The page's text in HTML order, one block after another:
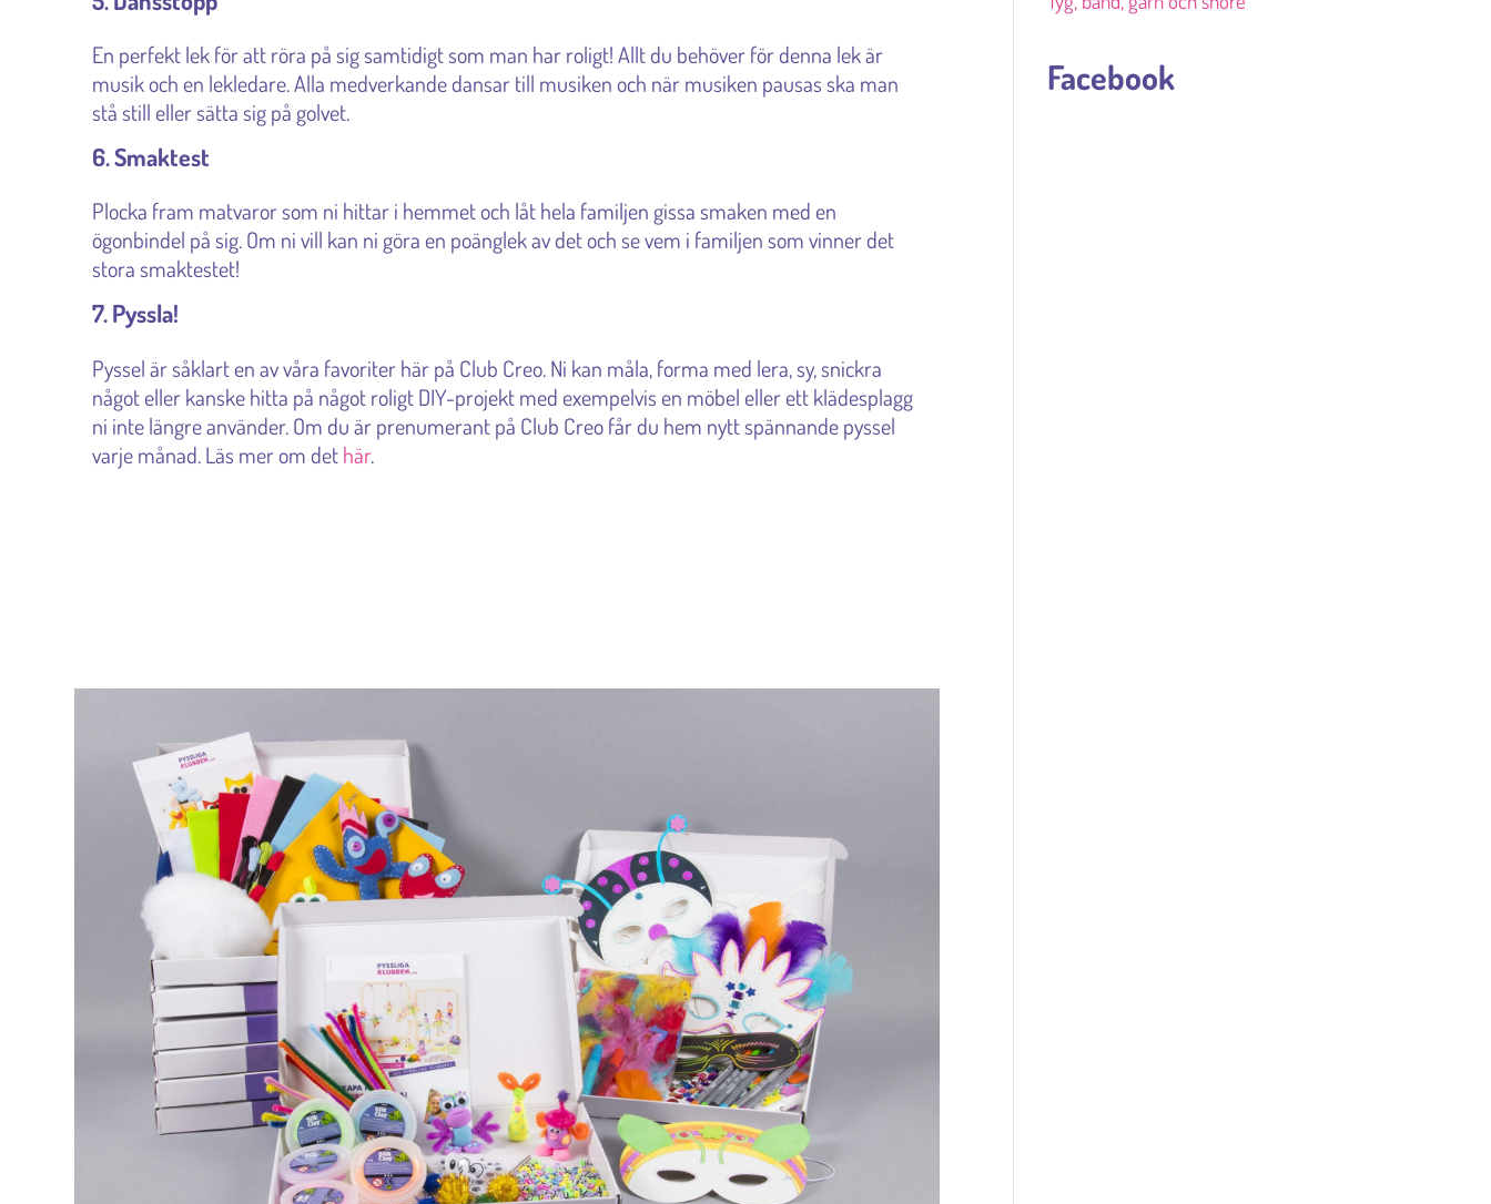
En perfekt lek för att röra på sig samtidigt som man har roligt! Allt du behöver för denna lek är
musik och en lekledare. Alla medverkande dansar till musiken och när musiken pausas ska man
stå still eller sätta sig på golvet.
6. Smaktest
Plocka fram matvaror som ni hittar i hemmet och låt hela familjen gissa smaken med en
ögonbindel på sig. Om ni vill kan ni göra en poänglek av det och se vem i familjen som vinner det
stora smaktestet!
7. Pyssla!
Pyssel är såklart en av våra favoriter här på Club Creo. Ni kan måla, forma med lera, sy, snickra
något eller kanske hitta på något roligt DIY-projekt med exempelvis en möbel eller ett klädesplagg
ni inte längre använder. Om du är prenumerant på Club Creo får du hem nytt spännande pyssel
varje månad. Läs mer om dethär.
Facebook